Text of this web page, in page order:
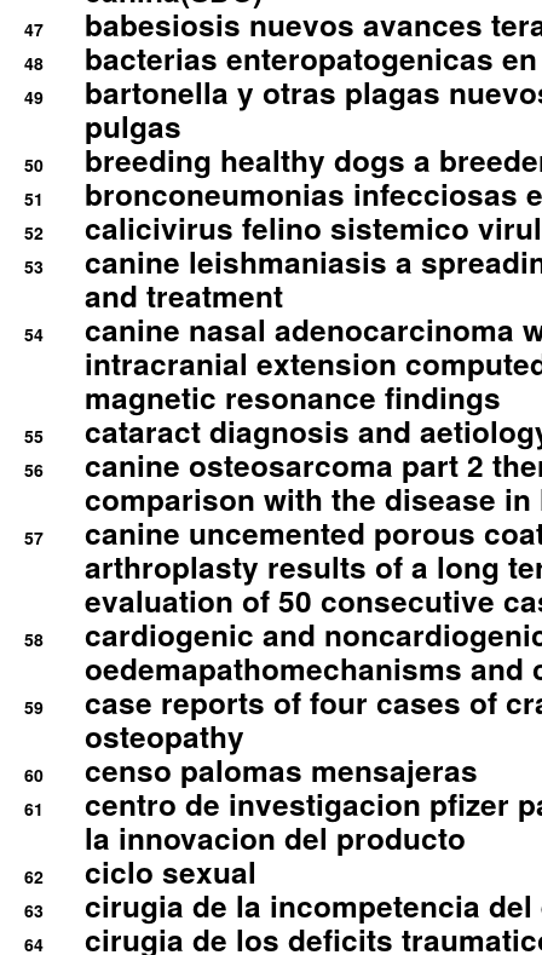
47 babesiosis nuevos avances
48 bacterias enteropatogenicas
49
bartonella y otras plagas
pulgas
50 breeding healthy dogs a
51 bronconeumonias infecciosas
52 calicivirus felino sistemico
53
canine leishmaniasis a
and treatment
54
canine nasal adenocarcinoma
intracranial extension
magnetic resonance findings
55 cataract diagnosis and
56
canine osteosarcoma part 2
comparison with the disease in
57
canine uncemented porous
arthroplasty results of a long
evaluation of 50 consecutive
58
cardiogenic and
oedemapathomechanisms and
59
case reports of four cases of
osteopathy
60 censo palomas mensajeras
61
centro de investigacion pfizer
la innovacion del producto
62 ciclo sexual
63 cirugia de la incompetencia
64 cirugia de los deficits